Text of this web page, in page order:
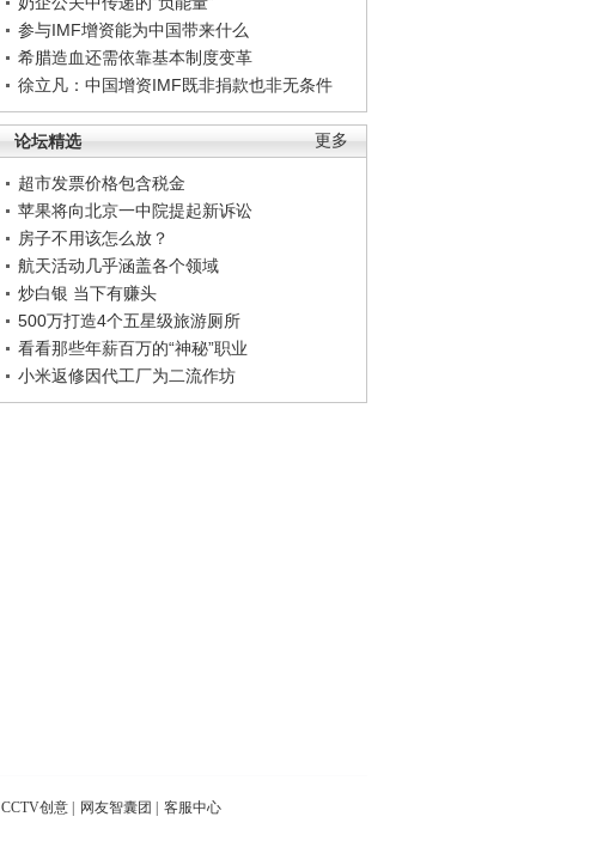
参与IMF增资能为中国带来什么
希腊造血还需依靠基本制度变革
徐立凡：中国增资IMF既非捐款也非无条件
更多
论坛精选
超市发票价格包含税金
苹果将向北京一中院提起新诉讼
房子不用该怎么放？
航天活动几乎涵盖各个领域
炒白银 当下有赚头
500万打造4个五星级旅游厕所
看看那些年薪百万的“神秘”职业
小米返修因代工厂为二流作坊
CCTV创意 网友智囊团 客服中心